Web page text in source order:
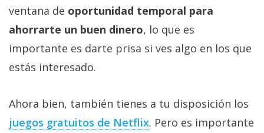
ventana de oportunidad temporal para
ahorrarte un buen dinero, lo que es
importante es darte prisa si ves algo en los que
estás interesado.
Ahora bien, también tienes a tu disposición los
juegos gratuitos de Netflix‎. Pero es importante